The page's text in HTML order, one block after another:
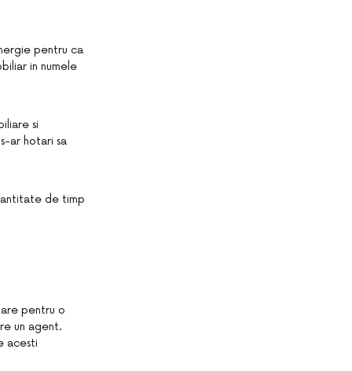
pentru ca
in numele
si
ar hotari sa
de timp
pentru o
un agent.
acesti